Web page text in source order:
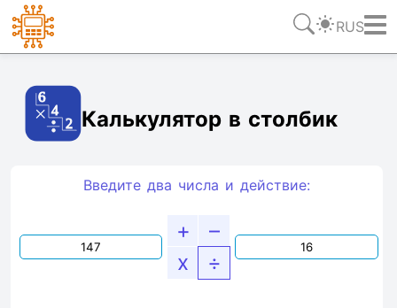
RUS
Калькулятор в столбик
Введите два числа и действие:
+
–
x
÷